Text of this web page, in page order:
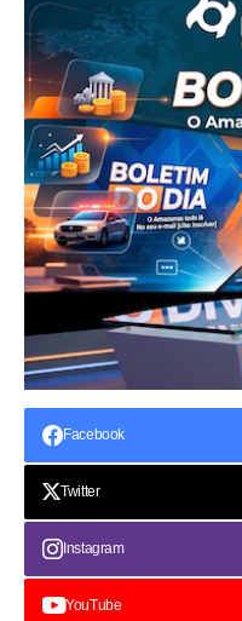
Facebook
Twitter
Instagram
YouTube